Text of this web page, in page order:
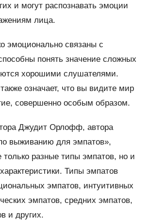
и могут распознавать эмоции
лица.
эмоционально связаны с
понять значение сложных
хорошими слушателями.
означает, что вы видите мир
совершенно особым образом.
Джудит Орлофф, автора
выживанию для эмпатов»,
разные типы эмпатов, но и
Типы эмпатов
эмпатов, интуитивных
эмпатов, средних эмпатов,
и других.